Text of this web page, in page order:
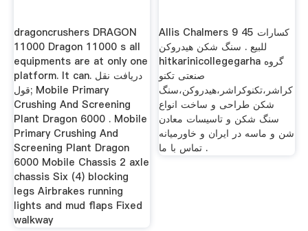
dragoncrushers DRAGON
11000 Dragon 11000 s all
equipments are at only one
platform. It can. دریافت نقل
قول; Mobile Primary
Crushing And Screening
Plant Dragon 6000 . Mobile
Primary Crushing And
Screening Plant Dragon
6000 Mobile Chassis 2 axle
chassis Six (4) blocking
legs Airbrakes running
lights and mud flaps Fixed
walkway
Allis Chalmers 9 45 كسارات
للبيع . سنگ شکن هیدروکن
hitkarinicollegegarha گروه
صنعتی تکنو
کراشر،تکنوکراشر،هیدروکن،سنگ
شکن طراحی و ساخت انواع
سنگ شکن و تاسیسات معادن
شن و ماسه در ایران و خاورمیانه
. تماس با ما